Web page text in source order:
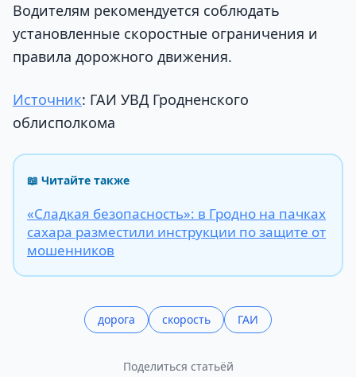
Водителям рекомендуется соблюдать
установленные скоростные ограничения и
правила дорожного движения.
Источник: ГАИ УВД Гродненского
облисполкома
📖 Читайте также
«Сладкая безопасность»: в Гродно на пачках
сахара разместили инструкции по защите от
мошенников
дорога скорость ГАИ
Поделиться статьёй